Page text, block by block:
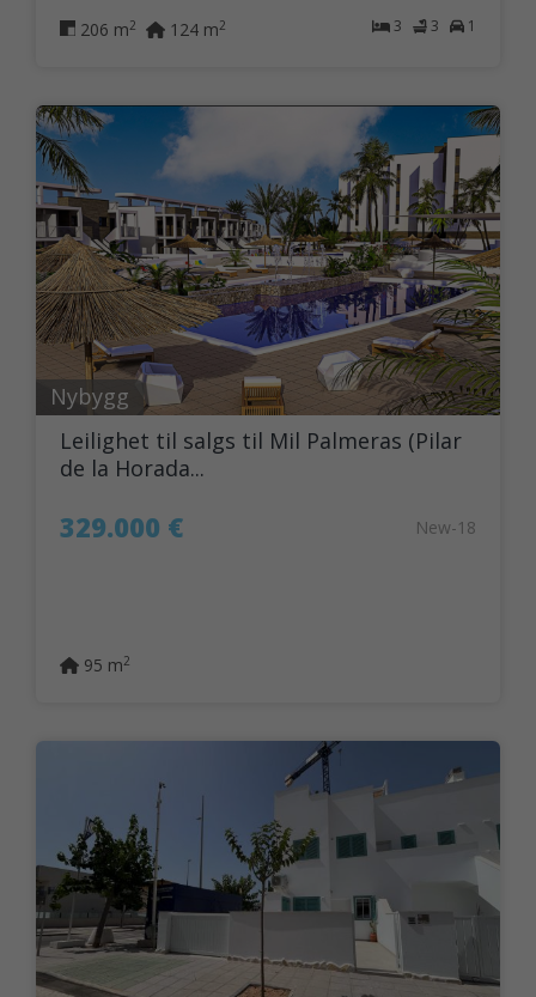
3 3 1
206 m2 124 m2
Nybygg
Leilighet til salgs til Mil Palmeras (Pilar
de la Horada...
329.000 € New-18
95 m2